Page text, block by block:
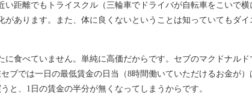
距離でもトライスクル（三輪車でドライバが自転車をこいで横
あります。また、体に良くないということは知っていてもダイ
食べていません。単純に高価だからです。セブのマクドナルド
ブでは一日の最低賃金の日当（8時間働いていただけるお金が）
と、1日の賃金の半分が無くなってしまうからです。